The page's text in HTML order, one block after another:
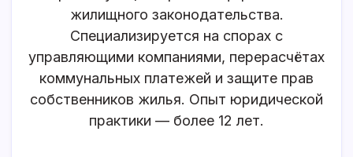
жилищного законодательства.
Специализируется на спорах с
управляющими компаниями, перерасчётах
коммунальных платежей и защите прав
собственников жилья. Опыт юридической
практики — более 12 лет.